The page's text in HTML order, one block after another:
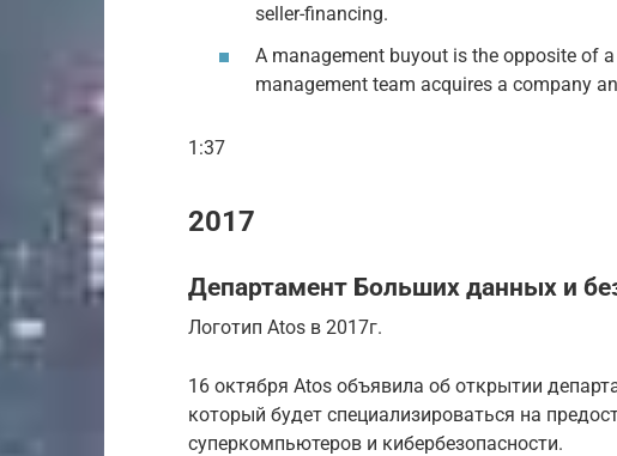
seller-financing.
A management buyout is the opposite of
management team acquires a company
1:37
2017
Департамент Больших данных и
Логотип Atos в 2017г.
16 октября Atos объявила об открытии
который будет специализироваться на
суперкомпьютеров и кибербезопасности.